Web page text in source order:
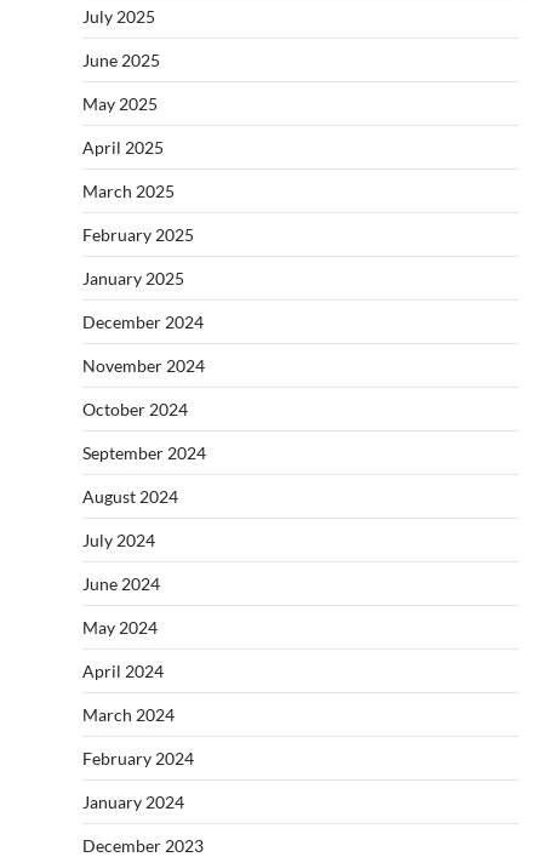
July 2025
June 2025
May 2025
April 2025
March 2025
February 2025
January 2025
December 2024
November 2024
October 2024
September 2024
August 2024
July 2024
June 2024
May 2024
April 2024
March 2024
February 2024
January 2024
December 2023